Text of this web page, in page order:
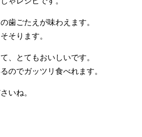
歯ごたえが味わえます。
そります。
、とてもおいしいです。
のでガッツリ食べれます。
いね。